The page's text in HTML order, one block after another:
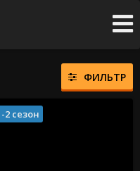
ФИЛЬТР
2 сезон